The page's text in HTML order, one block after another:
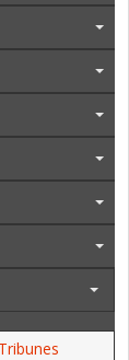
Tribunes